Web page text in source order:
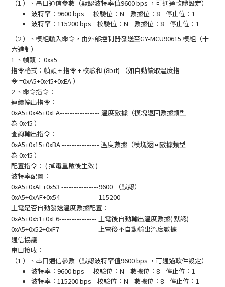
（1 ）、串口通信參數（默認波特率值9600 bps ，可通過軟體設定）
波特率：9600 bps 校驗位：N 數據位：8 停止位：1
波特率：115200 bps 校驗位：N 數據位：8 停止位：1
（2）、模組輸入命令， 由外部控制器發送至GY-MCU90615 模組（十
六進制）
1 、幀頭： 0xa5
指令格式：幀頭+指令+校驗和 (8bit)
（如自動讀取溫度指
令=0xA5+0x45+0xEA）
2 、命令指令：
連續輸出指令：
0xA5+0x45+0xEA---------------- 溫度數據（模塊返回數據類型
為0x45 ）
查詢輸出指令：
0xA5+0x15+0xBA --------------- 溫度數據（模塊返回數據類型
為0x45 ）
配置指令 ： (掉電重啟後生效)
波特率配置：
0xA5+0xAE+0x53 ---------------9600
（默認）
0xA5+0xAF+0x54 ---------------115200
上電是否自動發送溫度數據配置：
0xA5+0x51+0xF6--------------- 上電後自動輸出溫度數據(默認)
0xA5+0x52+0xF7--------------- 上電後不自動輸出溫度數據
通信協議
串口接收：
（1 ）、串口通信參數（默認波特率值9600 bps ，可通過軟件設定）
波特率： 9600 bps 校驗位： N 數據位： 8 停止位： 1
波特率： 115200 bps 校驗位： N 數據位： 8 停止位： 1